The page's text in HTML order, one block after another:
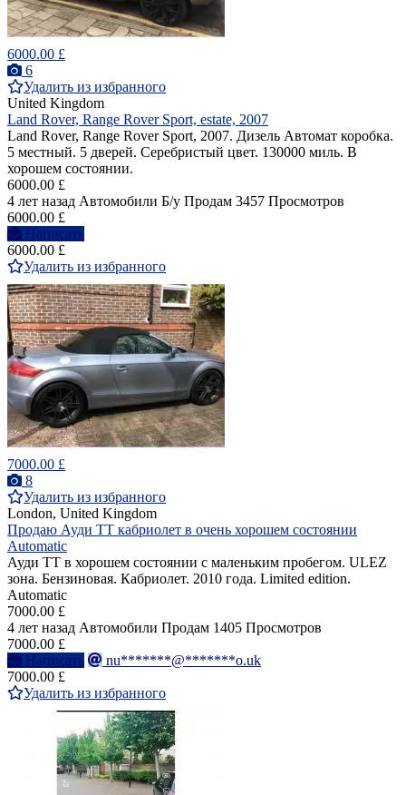
6000.00 £
6
Удалить из избранного
United Kingdom
Land Rover, Range Rover Sport, estate, 2007
Land Rover, Range Rover Sport, 2007. Дизель Автомат коробка.
5 местный. 5 дверей. Серебристый цвет. 130000 миль. В
хорошем состоянии.
6000.00 £
4 лет назад Автомобили Б/у Продам 3457 Просмотров
6000.00 £
Написать
6000.00 £
Удалить из избранного
7000.00 £
8
Удалить из избранного
London, United Kingdom
Продаю Ауди ТТ кабриолет в очень хорошем состоянии
Automatic
Ауди ТТ в хорошем состоянии с маленьким пробегом. ULEZ
зона. Бензиновая. Кабриолет. 2010 года. Limited edition.
Automatic
7000.00 £
4 лет назад Автомобили Продам 1405 Просмотров
7000.00 £
Написать
nu*******@*******o.uk
7000.00 £
Удалить из избранного